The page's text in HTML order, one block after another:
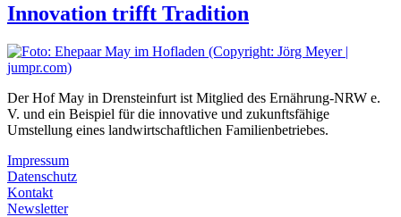
Innovation trifft Tradition
Der Hof May in Drensteinfurt ist Mitglied des Ernährung-NRW e.
V. und ein Beispiel für die innovative und zukunftsfähige
Umstellung eines landwirtschaftlichen Familienbetriebes.
Impressum
Datenschutz
Kontakt
Newsletter